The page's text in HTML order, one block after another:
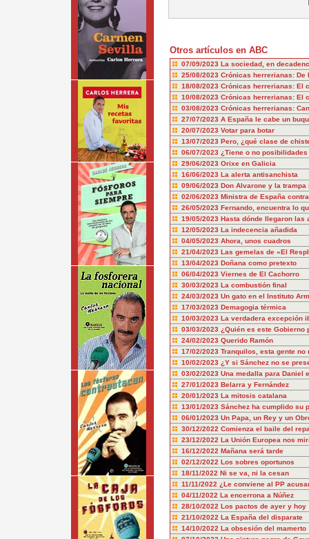
Otros artículos en ABC
07/09/2023 La sociedad, en
25/08/2023 Crónicas herrerianas: De
18/08/2023 Crónicas herrerianas: El
10/08/2023 Crónicas herrerianas: El
03/08/2023 Crónicas herrerianas:
27/07/2023 A España le cabe un
20/07/2023 Votar para botar
13/07/2023 Pero, ¿qué clase de
06/07/2023 ¿Tiene o no posibilidades
29/06/2023 Orixe en Galicia
16/06/2023 La alerta antisanchista
09/06/2023 Don Alvarone y la trampa
02/06/2023 Ministra de España
26/05/2023 Fernando, encuentra lo
19/05/2023 Hasta dónde llegaron las
12/05/2023 La indecencia añadida
04/05/2023 Ahora, unos cuadros
21/04/2023 Las gemelas de «El
13/04/2023 Doñana como pretexto
06/04/2023 Viernes de El Cachorro
30/03/2023 La combustión final
24/03/2023 Un gato en el Instituto
17/03/2023 Demagogia térmica
10/03/2023 La verdadera excepción
03/03/2023 ¿Quién es este Gobierno
24/02/2023 Querido Ramón
17/02/2023 Tranquilos, esta gente no
10/02/2023 ¿Y si Sánchez no se
03/02/2023 Una medalla para Daniel
27/01/2023 Belarra y Fernández
20/01/2023 La mitosis catalana
13/01/2023 Sánchez ha cumplido su
06/01/2023 Un Papa, un Rey y un
30/12/2022 Comienza el baile del
23/12/2022 La Unión Europea nos
16/12/2022 Mañana será tarde
02/12/2022 Los sobres oportunos
18/11/2022 Ni se va, ni la cesan
11/11/2022 ¿Le conviene al PP
04/11/2022 La encerrona a Núñez
28/10/2022 Los pactos de ayer y hoy
21/10/2022 La España del disparate
14/10/2022 La obsesión del mamerto